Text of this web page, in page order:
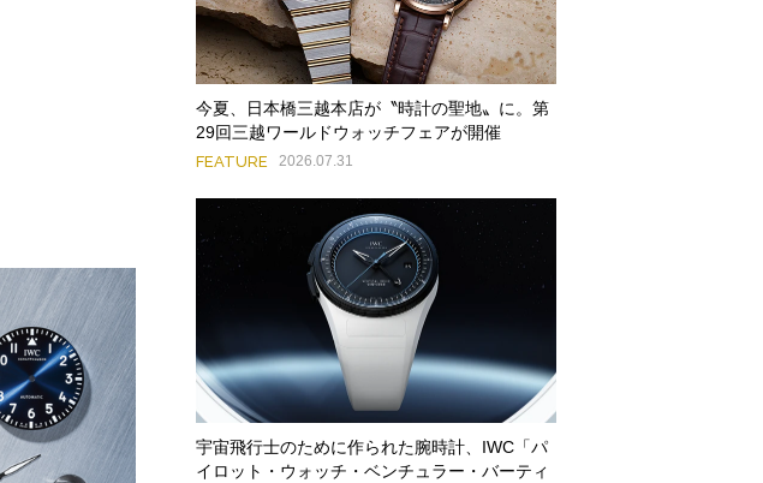
今夏、日本橋三越本店が〝時計の聖地〟に。第
29回三越ワールドウォッチフェアが開催
FEATURE 2026.07.31
宇宙飛行士のために作られた腕時計、IWC「パ
イロット・ウォッチ・ベンチュラー・バーティ